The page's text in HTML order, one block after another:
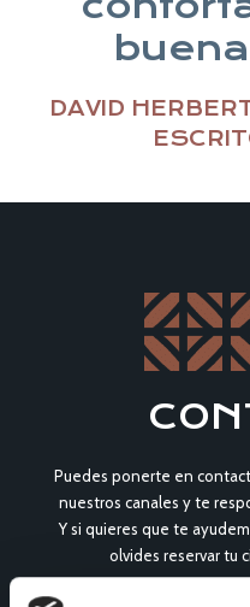
DAVID
Puedes ponerte en
nuestros canales y te
Y si quieres que te
olvides reservar tu